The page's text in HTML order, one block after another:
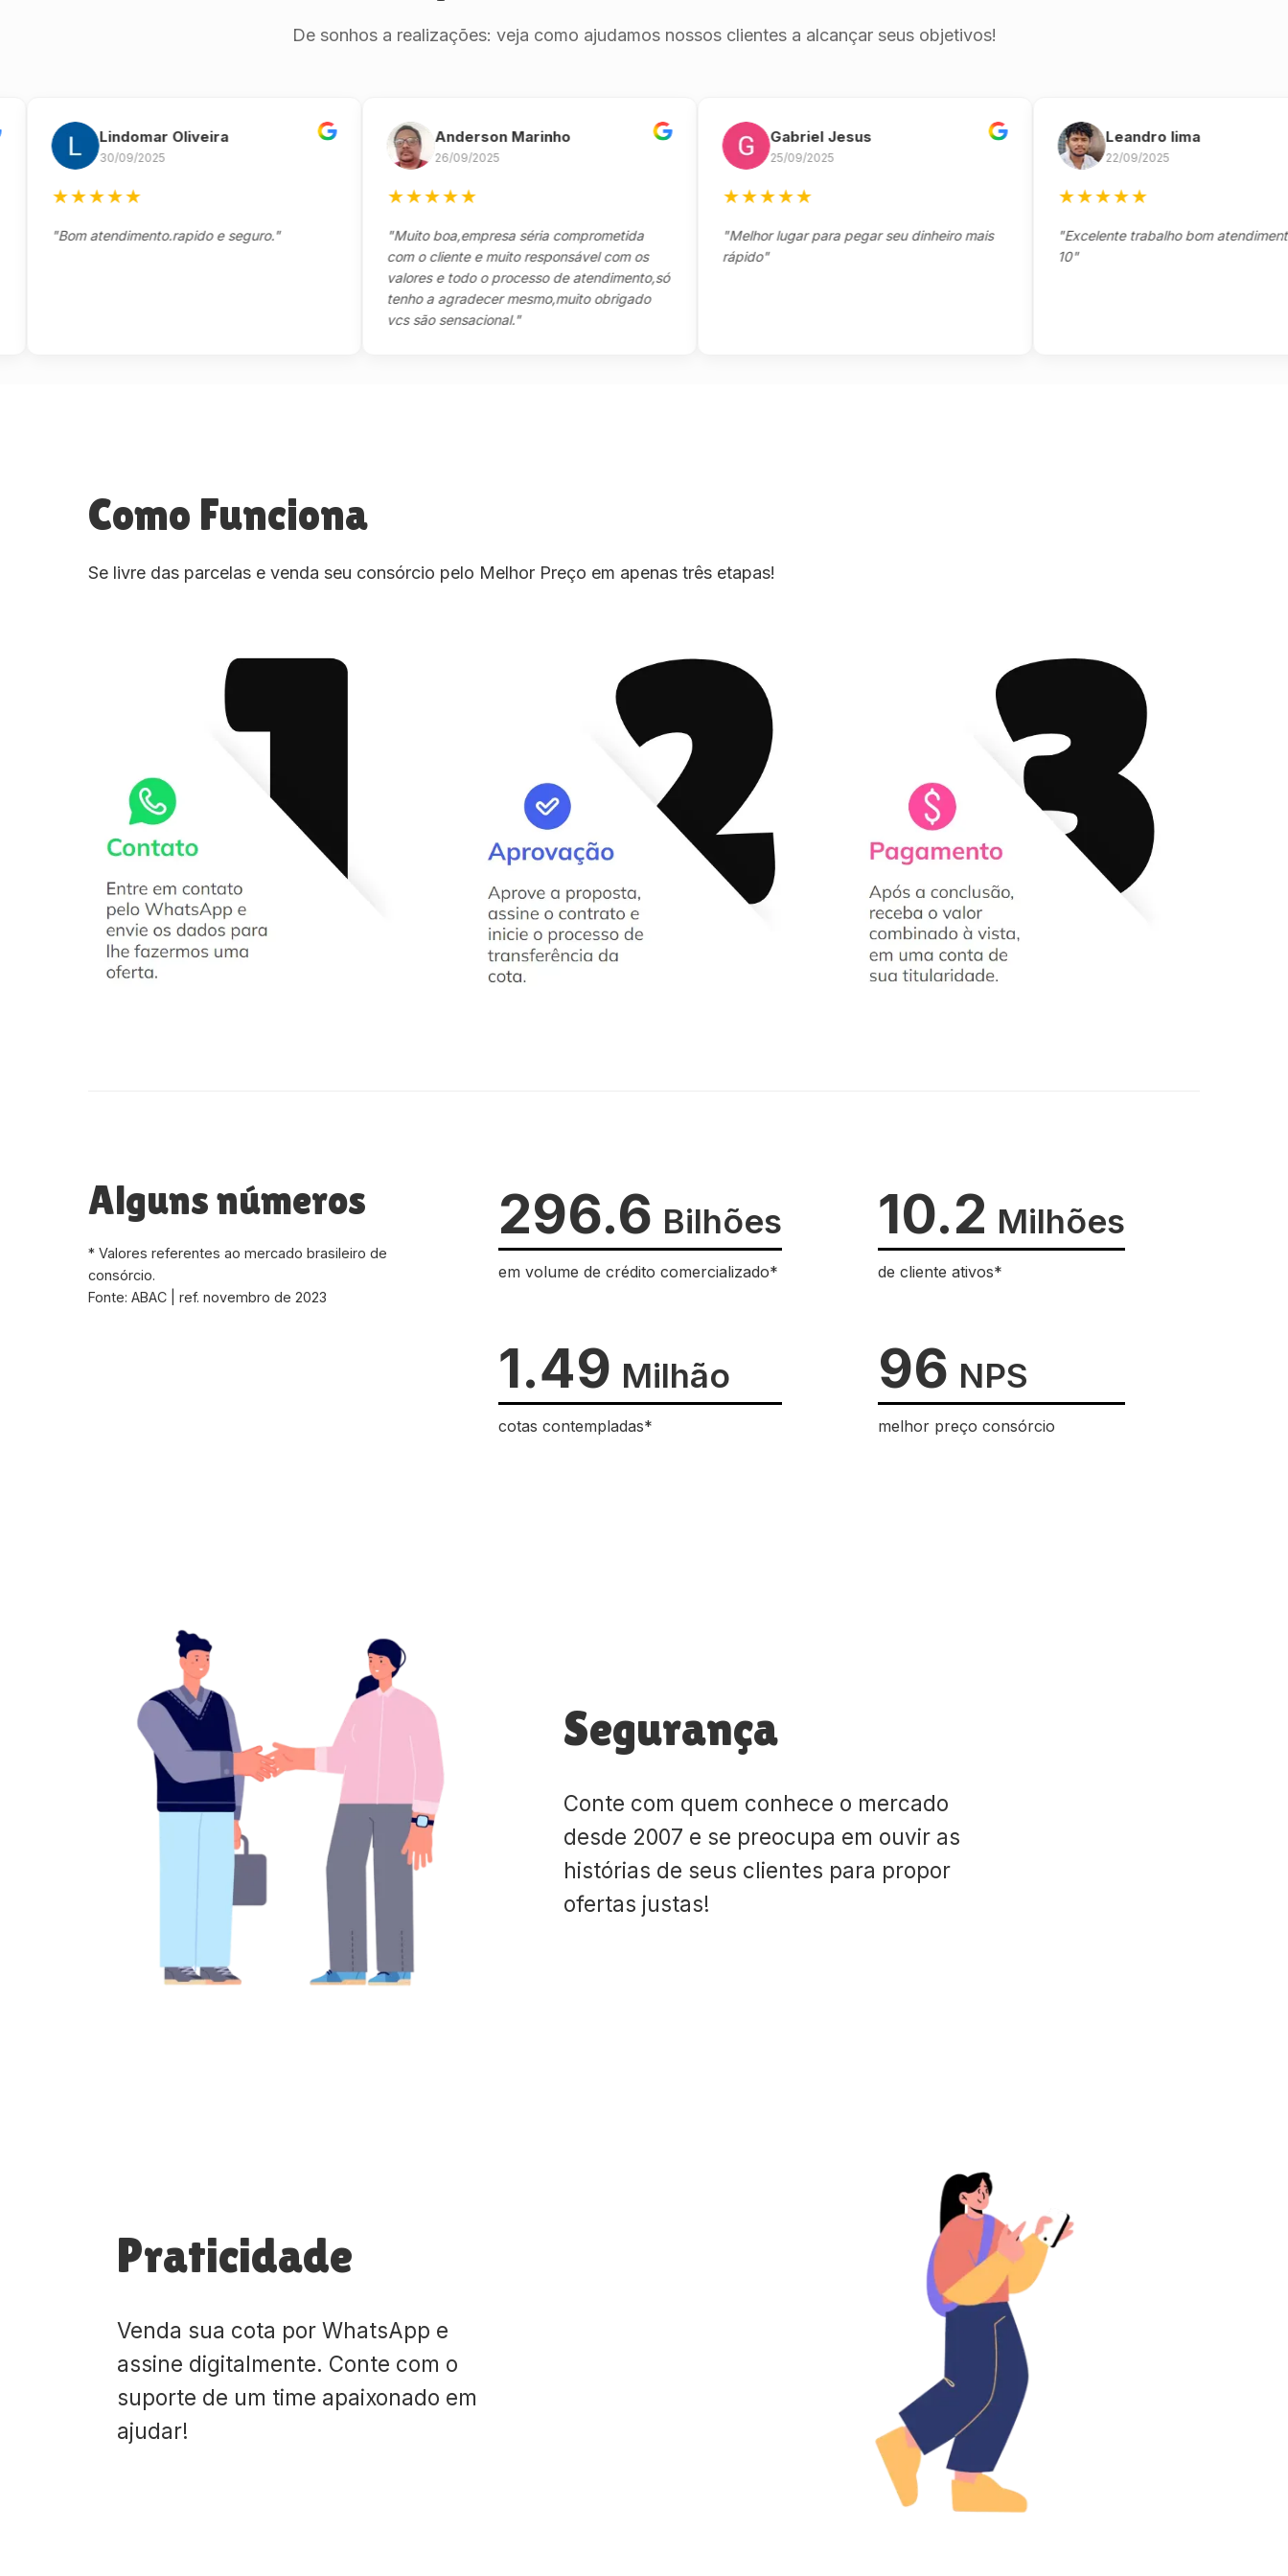
De sonhos a realizações: veja como ajudamos nossos clientes a alcançar seus objetivos!
Lindomar Oliveira
30/09/2025
★★★
"Bom atendimento.rapido e seguro."
Anderson Marinho
26/09/2025
★★★
"Muito boa,empresa séria comprometida
com o cliente e muito responsável com os
valores e todo o processo de atendimento,só
tenho a agradecer mesmo,muito obrigado
vcs são sensacional."
Gabriel Jesus
25/09/2025
★★★
"Melhor lugar para pegar seu dinheiro mais
rápido"
Leandro lima
22/09/2025
★★★
"Excelente trabalho bom atendimento
Como Funciona
Se livre das parcelas e venda seu consórcio pelo Melhor Preço em apenas três etapas!
Alguns números
* Valores referentes ao mercado brasileiro de
consórcio.
Fonte: ABAC | ref. novembro de 2023
296.6 Bilhões
em volume de crédito comercializado*
10.2 Milhões
de cliente ativos*
1.49 Milhão
cotas contempladas*
96 NPS
melhor preço consórcio
Segurança
Conte com quem conhece o mercado
desde 2007 e se preocupa em ouvir as
histórias de seus clientes para propor
ofertas justas!
Praticidade
Venda sua cota por WhatsApp e
assine digitalmente. Conte com o
suporte de um time apaixonado em
ajudar!